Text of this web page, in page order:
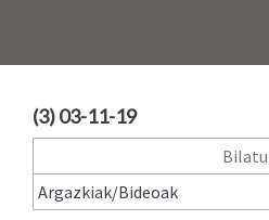
(3) 03-11-19